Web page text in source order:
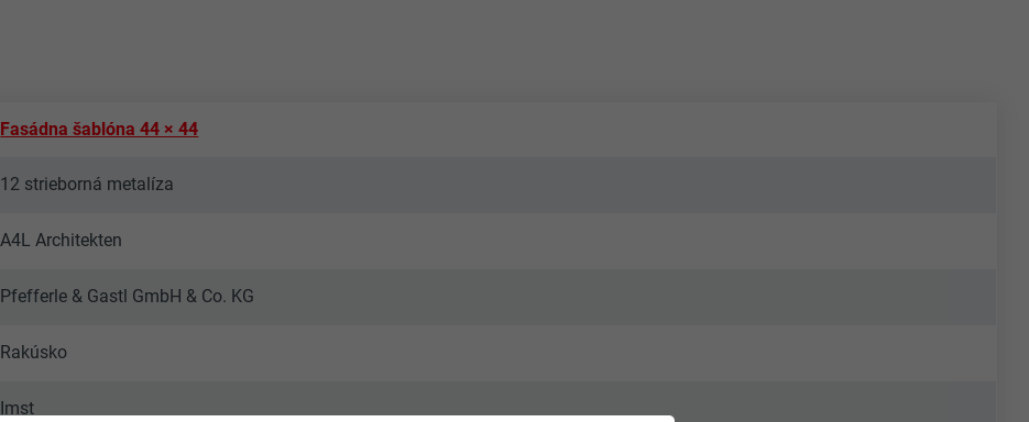
Fasádna šablóna 44 × 44
12 strieborná metalíza
A4L Architekten
Pfefferle & Gastl GmbH & Co. KG
Rakúsko
Imst